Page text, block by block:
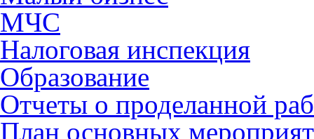
МЧС
Налоговая инспекция
Образование
Отчеты о проделанной
План основных